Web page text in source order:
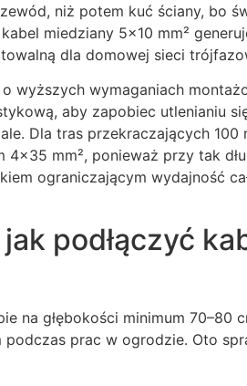
niż potem kuć ściany, bo
miedziany 5×10 mm²
dla domowej sieci
wyższych wymaganiach
aby zapobiec utlenianiu
Dla tras przekraczających 100
mm², ponieważ przy tak
ograniczającym wydajność
podłączyć
na głębokości minimum 70–80
prac w ogrodzie. Oto